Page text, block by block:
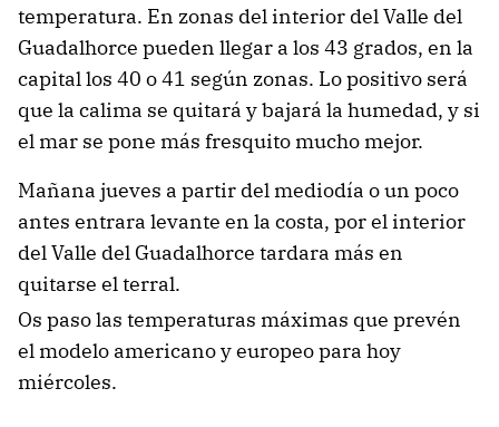
temperatura. En zonas del interior del Valle del
Guadalhorce pueden llegar a los 43 grados, en la
capital los 40 o 41 según zonas. Lo positivo será
que la calima se quitará y bajará la humedad, y si
el mar se pone más fresquito mucho mejor.
Mañana jueves a partir del mediodía o un poco
antes entrara levante en la costa, por el interior
del Valle del Guadalhorce tardara más en
quitarse el terral.
Os paso las temperaturas máximas que prevén
el modelo americano y europeo para hoy
miércoles.